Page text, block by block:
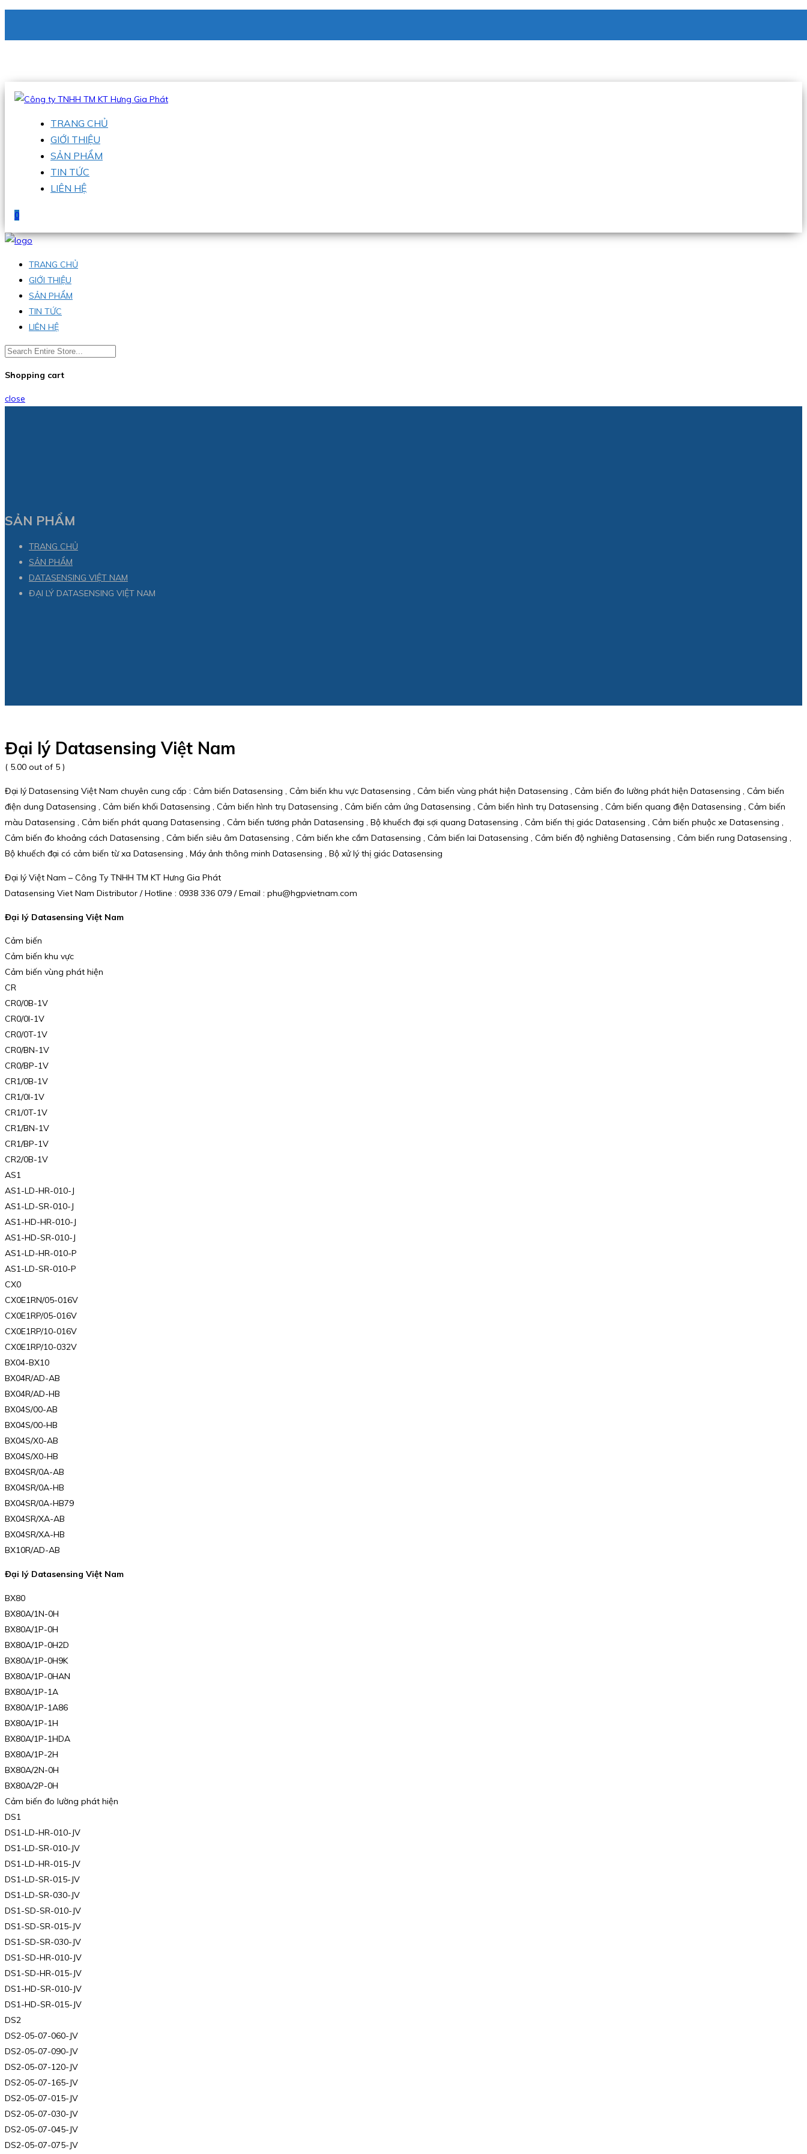
Hotline:0938 336 079
TRANG CHỦ
GIỚI THIỆU
SẢN PHẨM
TIN TỨC
LIÊN HỆ
0
TRANG CHỦ
GIỚI THIỆU
SẢN PHẨM
TIN TỨC
LIÊN HỆ
Shopping cart
close
SẢN PHẨM
TRANG CHỦ
SẢN PHẨM
DATASENSING VIỆT NAM
ĐẠI LÝ DATASENSING VIỆT NAM
Đại lý Datasensing Việt Nam
( 5.00 out of 5 )
Đại lý Datasensing Việt Nam chuyên cung cấp : Cảm biến Datasensing , Cảm biến khu vực Datasensing , Cảm biến vùng phát hiện Datasensing , Cảm biến đo lường phát hiện Datasensing , Cảm biến
điện dung Datasensing , Cảm biến khối Datasensing , Cảm biến hình trụ Datasensing , Cảm biến cảm ứng Datasensing , Cảm biến hình trụ Datasensing , Cảm biến quang điện Datasensing , Cảm biến
màu Datasensing , Cảm biến phát quang Datasensing , Cảm biến tương phản Datasensing , Bộ khuếch đại sợi quang Datasensing , Cảm biến thị giác Datasensing , Cảm biến phuộc xe Datasensing ,
Cảm biến đo khoảng cách Datasensing , Cảm biến siêu âm Datasensing , Cảm biến khe cắm Datasensing , Cảm biến lai Datasensing , Cảm biến độ nghiêng Datasensing , Cảm biến rung Datasensing ,
Bộ khuếch đại có cảm biến từ xa Datasensing , Máy ảnh thông minh Datasensing , Bộ xử lý thị giác Datasensing
Đại lý Việt Nam – Công Ty TNHH TM KT Hưng Gia Phát
Datasensing Viet Nam Distributor / Hotline : 0938 336 079 / Email : phu@hgpvietnam.com
Đại lý Datasensing Việt Nam
Cảm biến
Cảm biến khu vực
Cảm biến vùng phát hiện
CR
CR0/0B-1V
CR0/0I-1V
CR0/0T-1V
CR0/BN-1V
CR0/BP-1V
CR1/0B-1V
CR1/0I-1V
CR1/0T-1V
CR1/BN-1V
CR1/BP-1V
CR2/0B-1V
AS1
AS1-LD-HR-010-J
AS1-LD-SR-010-J
AS1-HD-HR-010-J
AS1-HD-SR-010-J
AS1-LD-HR-010-P
AS1-LD-SR-010-P
CX0
CX0E1RN/05-016V
CX0E1RP/05-016V
CX0E1RP/10-016V
CX0E1RP/10-032V
BX04-BX10
BX04R/AD-AB
BX04R/AD-HB
BX04S/00-AB
BX04S/00-HB
BX04S/X0-AB
BX04S/X0-HB
BX04SR/0A-AB
BX04SR/0A-HB
BX04SR/0A-HB79
BX04SR/XA-AB
BX04SR/XA-HB
BX10R/AD-AB
Đại lý Datasensing Việt Nam
BX80
BX80A/1N-0H
BX80A/1P-0H
BX80A/1P-0H2D
BX80A/1P-0H9K
BX80A/1P-0HAN
BX80A/1P-1A
BX80A/1P-1A86
BX80A/1P-1H
BX80A/1P-1HDA
BX80A/1P-2H
BX80A/2N-0H
BX80A/2P-0H
Cảm biến đo lường phát hiện
DS1
DS1-LD-HR-010-JV
DS1-LD-SR-010-JV
DS1-LD-HR-015-JV
DS1-LD-SR-015-JV
DS1-LD-SR-030-JV
DS1-SD-SR-010-JV
DS1-SD-SR-015-JV
DS1-SD-SR-030-JV
DS1-SD-HR-010-JV
DS1-SD-HR-015-JV
DS1-HD-SR-010-JV
DS1-HD-SR-015-JV
DS2
DS2-05-07-060-JV
DS2-05-07-090-JV
DS2-05-07-120-JV
DS2-05-07-165-JV
DS2-05-07-015-JV
DS2-05-07-030-JV
DS2-05-07-045-JV
DS2-05-07-075-JV